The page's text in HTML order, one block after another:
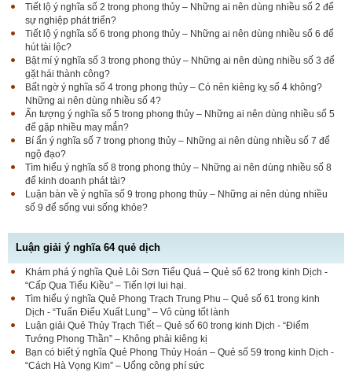
Tiết lộ ý nghĩa số 2 trong phong thủy – Những ai nên dùng nhiều số 2 để
sự nghiệp phát triển?
Tiết lộ ý nghĩa số 6 trong phong thủy – Những ai nên dùng nhiều số 6 để
hút tài lộc?
Bật mí ý nghĩa số 3 trong phong thủy – Những ai nên dùng nhiều số 3 để
gặt hái thành công?
Bất ngờ ý nghĩa số 4 trong phong thủy – Có nên kiêng kỵ số 4 không?
Những ai nên dùng nhiều số 4?
Ấn tượng ý nghĩa số 5 trong phong thủy – Những ai nên dùng nhiều số 5
để gặp nhiều may mắn?
Bí ẩn ý nghĩa số 7 trong phong thủy – Những ai nên dùng nhiều số 7 để
ngộ đạo?
Tìm hiểu ý nghĩa số 8 trong phong thủy – Những ai nên dùng nhiều số 8
để kinh doanh phát tài?
Luận bàn về ý nghĩa số 9 trong phong thủy – Những ai nên dùng nhiều
số 9 để sống vui sống khỏe?
Luận giải ý nghĩa 64 quẻ dịch
Khám phá ý nghĩa Quẻ Lôi Sơn Tiểu Quá – Quẻ số 62 trong kinh Dịch -
“Cấp Qua Tiểu Kiều” – Tiến lợi lui hại.
Tìm hiểu ý nghĩa Quẻ Phong Trạch Trung Phu – Quẻ số 61 trong kinh
Dịch - “Tuấn Điểu Xuất Lung” – Vô cùng tốt lành
Luận giải Quẻ Thủy Trạch Tiết – Quẻ số 60 trong kinh Dịch - “Điểm
Tướng Phong Thần” – Không phải kiêng kị
Bạn có biết ý nghĩa Quẻ Phong Thủy Hoán – Quẻ số 59 trong kinh Dịch -
“Cách Hà Vọng Kim” – Uổng công phí sức